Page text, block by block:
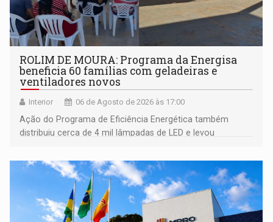
ROLIM DE MOURA: Programa da Energisa
beneficia 60 famílias com geladeiras e
ventiladores novos
Interior 06 de Agosto de 2026 às 17:00
Ação do Programa de Eficiência Energética também
distribuiu cerca de 4 mil lâmpadas de LED e levou
comunidade